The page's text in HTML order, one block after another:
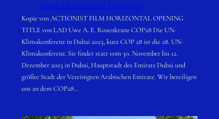
Vision International University
Kopie von ACTIONIST FILM HORIZONTAL OPENING
TITLE von LAD Uwe A. E. Rosenkranz COP28 Die UN-
Klimakonferenz in Dubai 2023, kurz COP 28 ist die 28. UN-
Klimakonferenz. Sie findet statt vom 30. November bis 12.
Dezember 2023 in Dubai, Hauptstadt des Emirats Dubai und
größte Stadt der Vereinigten Arabischen Emirate. Wir beteiligen
uns an dem COP28…